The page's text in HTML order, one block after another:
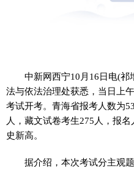
中新网西宁10月16日电(
法与依法治理处获悉，当日上
考试开考。青海省报考人数为
人，藏文试卷考生275人，报
史新高。
据介绍，本次考试分主观